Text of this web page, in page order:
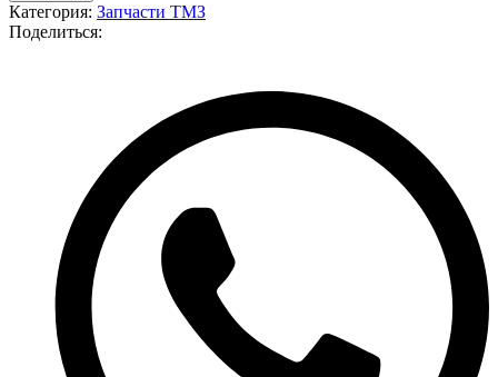
Категория: Запчасти ТМЗ
Поделиться: